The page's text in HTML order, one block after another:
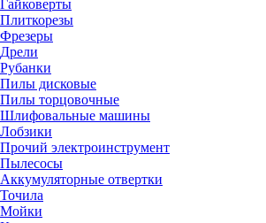
Гайковерты
Плиткорезы
Фрезеры
Дрели
Рубанки
Пилы дисковые
Пилы торцовочные
Шлифовальные машины
Лобзики
Прочий электроинструмент
Пылесосы
Аккумуляторные отвертки
Точила
Мойки